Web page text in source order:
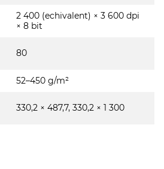
2 400 (echivalent) × 3 600 dpi
× 8 bit
80
52–450 g/m²
330,2 × 487,7, 330,2 × 1 300